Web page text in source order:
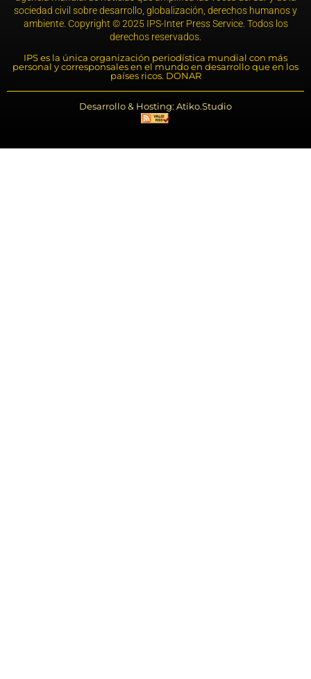
sociedad civil sobre desarrollo, globalización, derechos humanos y
ambiente. Copyright © 2025 IPS-Inter Press Service. Todos los
derechos reservados.
IPS es la única organización periodística mundial con más
personal y corresponsales en el mundo en desarrollo que en los
países ricos. DONAR
Desarrollo & Hosting: Atiko.Studio